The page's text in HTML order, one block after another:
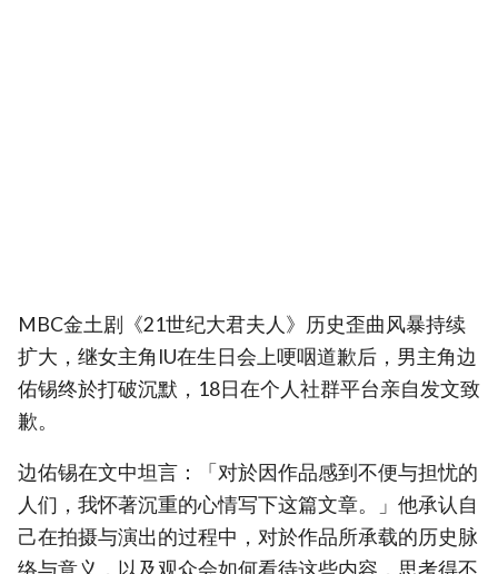
MBC金土剧《21世纪大君夫人》历史歪曲风暴持续
扩大，继女主角IU在生日会上哽咽道歉后，男主角边
佑锡终於打破沉默，18日在个人社群平台亲自发文致
歉。
边佑锡在文中坦言：「对於因作品感到不便与担忧的
人们，我怀著沉重的心情写下这篇文章。」他承认自
己在拍摄与演出的过程中，对於作品所承载的历史脉
络与意义，以及观众会如何看待这些内容，思考得不